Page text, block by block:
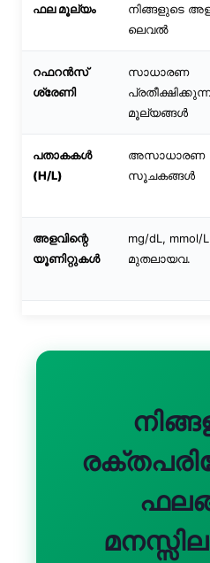
ഫല മൂല്യം
നിങ്ങളുടെ
ലെവൽ
റഫറൻസ്
ശ്രേണി
സാധാരണ
പ്രതീക്ഷിക്കുന്ന
മൂല്യങ്ങൾ
പതാകകൾ
(H/L)
അസാധാരണ
സൂചകങ്ങൾ
അളവിന്റെ
യൂണിറ്റുകൾ
mg/dL, mmol/
മുതലായവ.
मराठी
Tagalog
Українська
Català